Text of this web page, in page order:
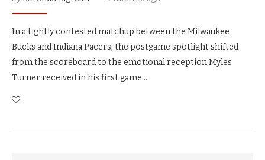
In a tightly contested matchup between the Milwaukee
Bucks and Indiana Pacers, the postgame spotlight shifted
from the scoreboard to the emotional reception Myles
Turner received in his first game …